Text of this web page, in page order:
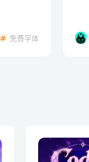
免费字体